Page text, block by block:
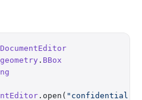
DocumentEditor
geometry . BBox
.open(